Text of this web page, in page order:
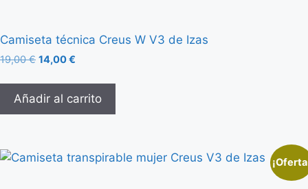
Camiseta técnica Creus W V3 de Izas
19,00€ 14,00€
Añadir al carrito